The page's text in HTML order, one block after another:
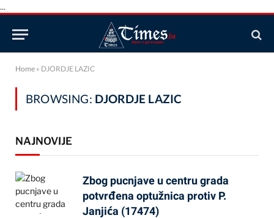
...
Home » DJORDJE LAZIC
BROWSING: DJORDJE LAZIC
NAJNOVIJE
Zbog pucnjave u centru grada
potvrđena optužnica protiv P.
Janjića (17474)